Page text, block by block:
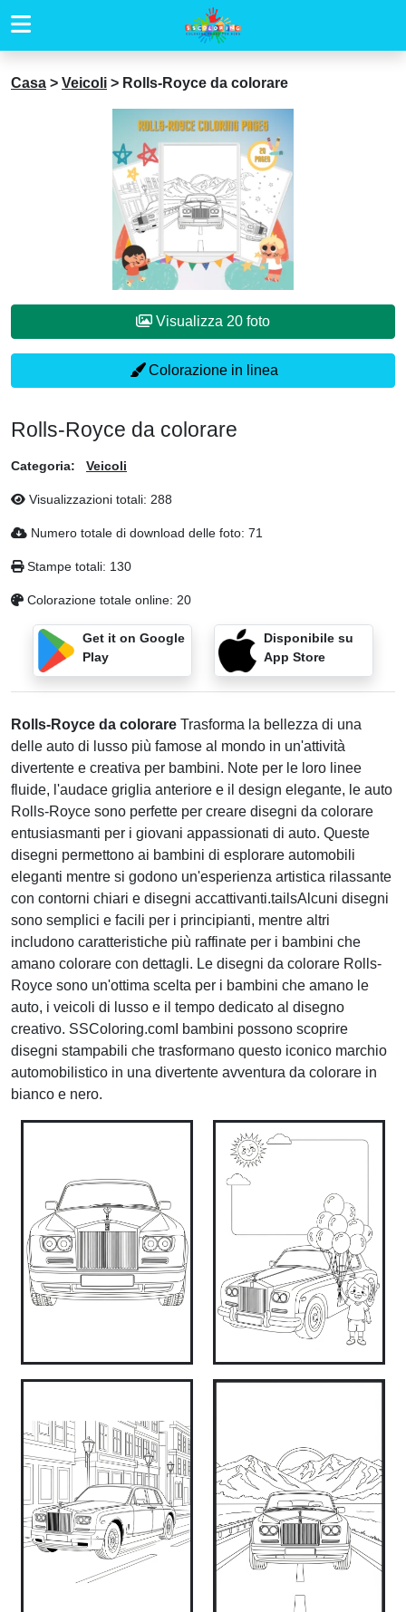
Casa > Veicoli > Rolls-Royce da colorare
Visualizza 20 foto
Colorazione in linea
Rolls-Royce da colorare
Categoria: Veicoli
Visualizzazioni totali: 288
Numero totale di download delle foto: 71
Stampe totali: 130
Colorazione totale online: 20
Get it on Google
Play
Disponibile su
App Store
Rolls-Royce da colorare Trasforma la bellezza di una
delle auto di lusso più famose al mondo in un'attività
divertente e creativa per bambini. Note per le loro linee
fluide, l'audace griglia anteriore e il design elegante, le auto
Rolls-Royce sono perfette per creare disegni da colorare
entusiasmanti per i giovani appassionati di auto. Queste
disegni permettono ai bambini di esplorare automobili
eleganti mentre si godono un'esperienza artistica rilassante
con contorni chiari e disegni accattivanti.tailsAlcuni disegni
sono semplici e facili per i principianti, mentre altri
includono caratteristiche più raffinate per i bambini che
amano colorare con dettagli. Le disegni da colorare Rolls-
Royce sono un'ottima scelta per i bambini che amano le
auto, i veicoli di lusso e il tempo dedicato al disegno
creativo. SSColoring.comI bambini possono scoprire
disegni stampabili che trasformano questo iconico marchio
automobilistico in una divertente avventura da colorare in
bianco e nero.